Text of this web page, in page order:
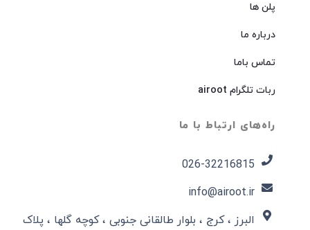
پلن ها
درباره ما
تماس باما
ربات تلگرام airoot
راه‌های ارتباط با ما
026-32216815​
info@airoot.ir
البرز ، کرج ، بلوار طالقانی جنوبی ، کوچه گلها ، پلاک